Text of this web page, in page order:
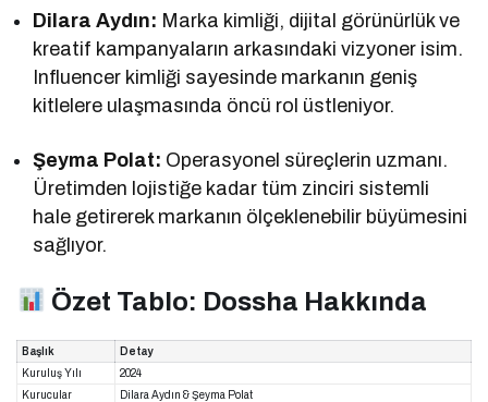
Dilara Aydın: Marka kimliği, dijital görünürlük ve
kreatif kampanyaların arkasındaki vizyoner isim.
Influencer kimliği sayesinde markanın geniş
kitlelere ulaşmasında öncü rol üstleniyor.
Şeyma Polat: Operasyonel süreçlerin uzmanı.
Üretimden lojistiğe kadar tüm zinciri sistemli
hale getirerek markanın ölçeklenebilir büyümesini
sağlıyor.
Özet Tablo: Dossha Hakkında
Başlık
Detay
Kuruluş Yılı
2024
Kurucular
Dilara Aydın & Şeyma Polat